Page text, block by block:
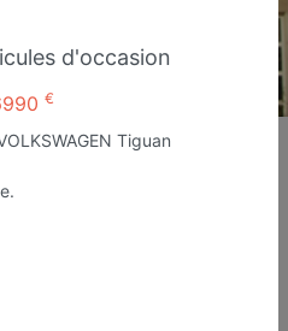
d'occasion
€
Tiguan